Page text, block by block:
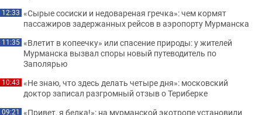
12:33 «Сырые сосиски и недовареная гречка»: чем кормят
пассажиров задержанных рейсов в аэропорту Мурманска
11:35 «Влетит в копеечку» или спасение природы: у жителей
Мурманска вызвал споры новый путеводитель по
Заполярью
10:43 «Не знаю, что здесь делать четыре дня»: московский
доктор записал разгромный отзыв о Териберке
09:21 «Привет, я белка!»: на мурманской экотропе установили